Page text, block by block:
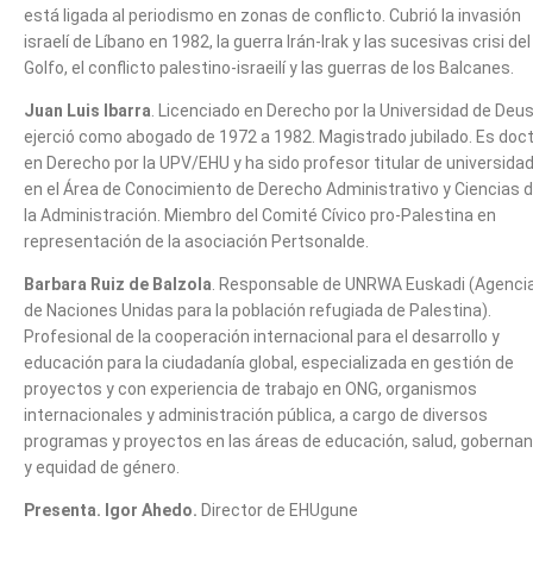
está ligada al periodismo en zonas de conflicto. Cubrió la invasión
israelí de Líbano en 1982, la guerra Irán-Irak y las sucesivas crisi del
Golfo, el conflicto palestino-israeilí y las guerras de los Balcanes.
Juan Luis Ibarra . Licenciado en Derecho por la Universidad de
ejerció como abogado de 1972 a 1982. Magistrado jubilado. Es
en Derecho por la UPV/EHU y ha sido profesor titular de universidad
en el Área de Conocimiento de Derecho Administrativo y Ciencias
la Administración. Miembro del Comité Cívico pro-Palestina en
representación de la asociación Pertsonalde.
Barbara Ruiz de Balzola . Responsable de UNRWA Euskadi
de Naciones Unidas para la población refugiada de Palestina).
Profesional de la cooperación internacional para el desarrollo y
educación para la ciudadanía global, especializada en gestión de
proyectos y con experiencia de trabajo en ONG, organismos
internacionales y administración pública, a cargo de diversos
programas y proyectos en las áreas de educación, salud,
y equidad de género.
Presenta. Igor Ahedo. Director de EHUgune